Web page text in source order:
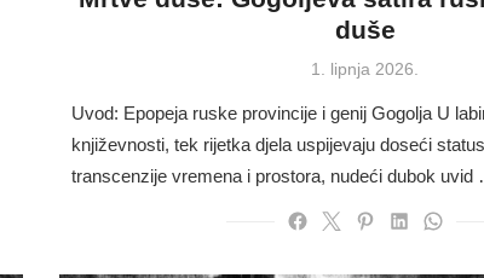
duše
Posted
1. lipnja 2026.
Uvod: Epopeja ruske provincije i genij Gogolja U
književnosti, tek rijetka djela uspijevaju doseći
transcenzije vremena i prostora, nudeći dubok uvid